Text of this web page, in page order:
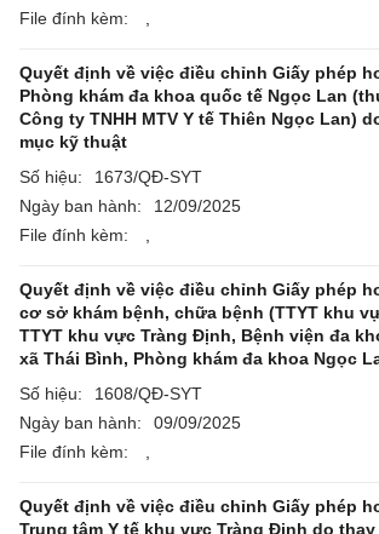
File đính kèm:
Quyết định về việc điều chỉnh Giấy phép
Phòng khám đa khoa quốc tế Ngọc Lan
Công ty TNHH MTV Y tế Thiên Ngọc Lan)
mục kỹ thuật
Số hiệu:
1673/QĐ-SYT
Ngày ban hành:
12/09/2025
File đính kèm:
Quyết định về việc điều chỉnh Giấy phép
cơ sở khám bệnh, chữa bệnh (TTYT khu
TTYT khu vực Tràng Định, Bệnh viện đa
xã Thái Bình, Phòng khám đa khoa Ngọc
Số hiệu:
1608/QĐ-SYT
Ngày ban hành:
09/09/2025
File đính kèm:
Quyết định về việc điều chỉnh Giấy phép
Trung tâm Y tế khu vực Tràng Định do